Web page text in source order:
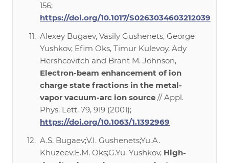
156;
https://doi.org/10.1017/S0263034603212039
Alexey Bugaev, Vasily Gushenets, George
Yushkov, Efim Oks, Timur Kulevoy, Ady
Hershcovitch and Brant M. Johnson,
Electron-beam enhancement of ion
charge state fractions in the metal-
vapor vacuum-arc ion source // Appl.
Phys. Lett. 79, 919 (2001);
https://doi.org/10.1063/1.1392969
A.S. Bugaev;V.I. Gushenets;Yu.A.
Khuzeev;E.M. Oks;G.Yu. Yushkov, High-